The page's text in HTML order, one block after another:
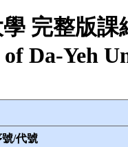
完整版課
Da-Yeh
/代號